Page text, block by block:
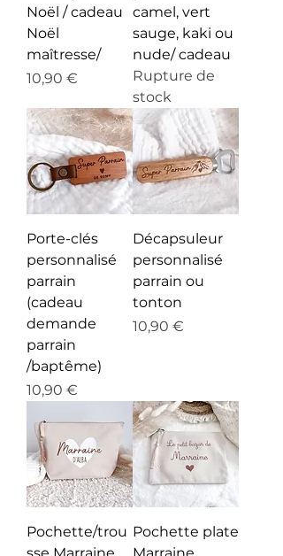
Noël / cadeau
Noël
maîtresse/
Prix
10,90 €
camel, vert
sauge, kaki ou
nude/ cadeau
Rupture de
stock
Porte-clés
personnalisé
parrain
(cadeau
demande
parrain
/baptême)
Prix
10,90 €
Décapsuleur
personnalisé
parrain ou
tonton
Prix
10,90 €
Pochette/trou Pochette plate